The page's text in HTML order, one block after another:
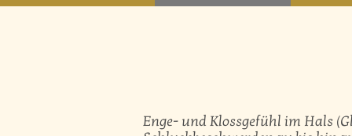
Enge- und Klossgefühl im Hals